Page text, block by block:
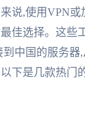
说,使用VPN或
佳选择。这些
中国的服务器
下是几款热门